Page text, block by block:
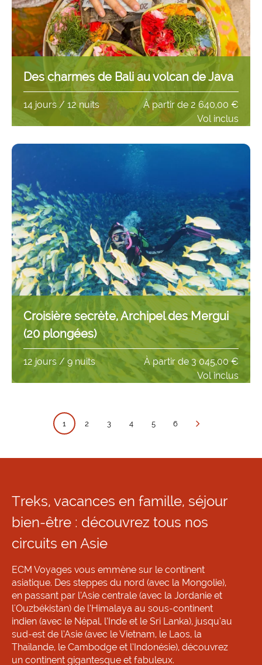
Des charmes de Bali au volcan de Java
14 jours / 12 nuits
Vol inclus
À partir de 2 640,00 €
Croisière secrète, Archipel des Mergui
(20 plongées)
12 jours / 9 nuits
Vol inclus
À partir de3 045,00 €
1 2 3 4 5 6
Treks, vacances en famille, séjour
bien-être : découvrez tous nos
circuits en Asie
ECM Voyages vous emmène sur le continent
asiatique. Des steppes du nord (avec la Mongolie),
en passant par l’Asie centrale (avec la Jordanie et
l'Ouzbékistan) de l’Himalaya au sous-continent
indien (avec le Népal, l’Inde et le Sri Lanka), jusqu’au
sud-est de l’Asie (avec le Vietnam, le Laos, la
Thaïlande, le Cambodge et l’Indonésie), découvrez
un continent gigantesque et fabuleux.